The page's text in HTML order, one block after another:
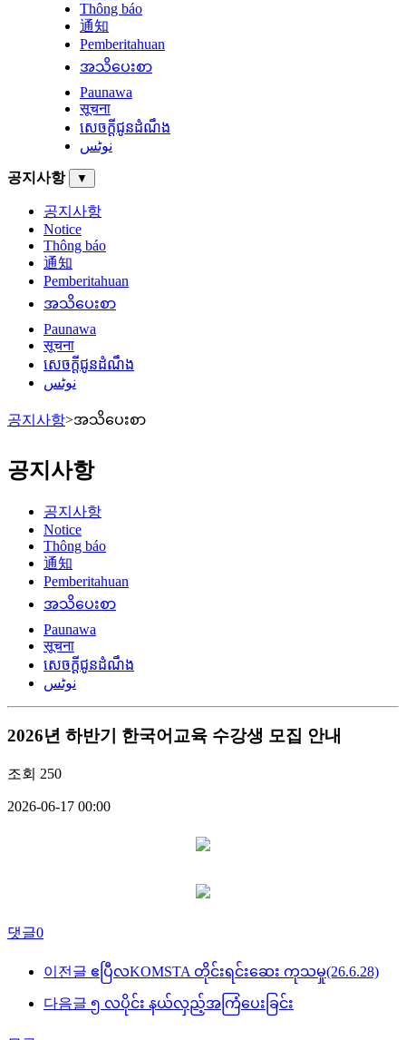
Thông báo
通知
Pemberitahuan
အသိပေးစာ
Paunawa
सूचना
សេចក្តីជូនដំណឹង
نوٹس
공지사항 ▼
공지사항
Notice
Thông báo
通知
Pemberitahuan
အသိပေးစာ
Paunawa
सूचना
សេចក្តីជូនដំណឹង
نوٹس
공지사항>အသိပေးစာ
공지사항
공지사항
Notice
Thông báo
通知
Pemberitahuan
အသိပေးစာ
Paunawa
सूचना
សេចក្តីជូនដំណឹង
نوٹس
2026년 하반기 한국어교육 수강생 모집 안내
조회 250
2026-06-17 00:00
댓글0
이전글 ဧပြီလKOMSTA တိုင်းရင်းဆေး ကုသမှု(26.6.28)
다음글 ၅ လပိုင်း နယ်လှည့်အကြံပေးခြင်း